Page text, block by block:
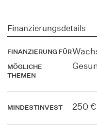
Finanzierungsdetails
FINANZIERUNG FÜR
MÖGLICHE
THEMEN
MINDESTINVEST 250 €